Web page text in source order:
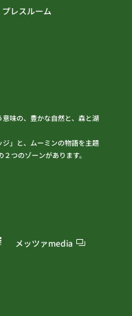
プレスルーム
意味の、豊かな自然と、森と湖
」と、ムーミンの物語を主題
つのゾーンがあります。
メッツァmedia